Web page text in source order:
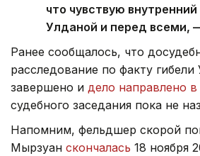
что чувствую
Улданой и перед всеми,
Ранее сообщалось, что
расследование по факту
завершено и дело направлено в
судебного заседания пока не
Напомним, фельдшер скорой
Мырзуан скончалась 18 ноября